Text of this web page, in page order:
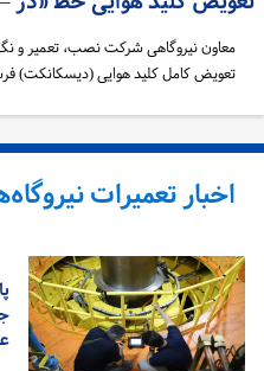
معاون نیروگاهی شرکت نصب، تعمیر و
تعویض کامل کلید هوایی (دیسکانکت) فرسوده
اخبار تعمیرات نیروگاه‌ها